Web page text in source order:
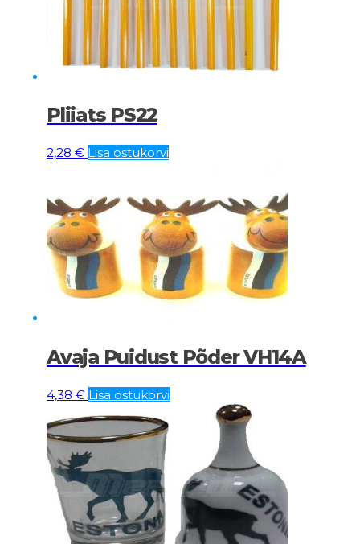
Pliiats PS22
2,28 € Lisa ostukorvi
Avaja Puidust Põder VH14A
4,38 € Lisa ostukorvi